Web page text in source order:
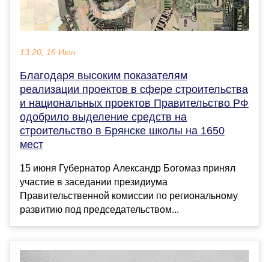
13:20, 16 Июн
Благодаря высоким показателям
реализации проектов в сфере строительства
и национальных проектов Правительство РФ
одобрило выделение средств на
строительство в Брянске школы на 1650
мест
15 июня Губернатор Александр Богомаз принял
участие в заседании президиума
Правительственной комиссии по региональному
развитию под председательством...